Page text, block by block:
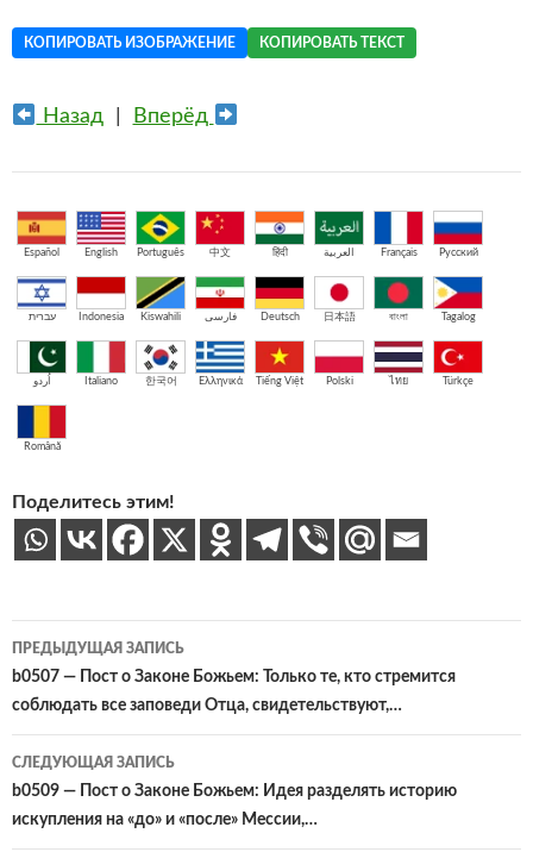
КОПИРОВАТЬ ИЗОБРАЖЕНИЕ КОПИРОВАТЬ ТЕКСТ
Назад| Вперёд
Español English Português 中文 हिंदी العربية Français Русский
עברית Indonesia Kiswahili فارسی Deutsch 日本語 বাংলা Tagalog
اُردو Italiano 한국어 Ελληνικά Tiếng Việt Polski ไทย Türkçe
Română
Поделитесь этим!
Навигация
по
записям
ПРЕДЫДУЩАЯ ЗАПИСЬ
b0507 — Пост о Законе Божьем: Только те, кто стремится
соблюдать все заповеди Отца, свидетельствуют,…
СЛЕДУЮЩАЯ ЗАПИСЬ
b0509 — Пост о Законе Божьем: Идея разделять историю
искупления на «до» и «после» Мессии,…